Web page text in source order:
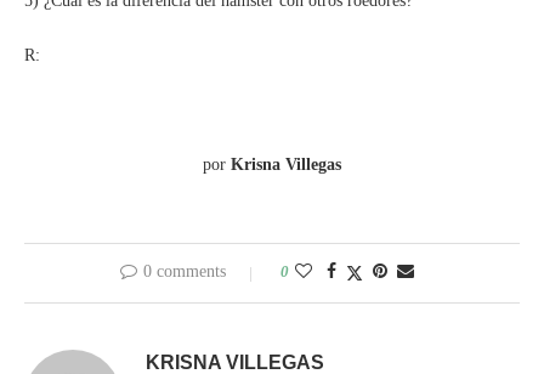
R:
por Krisna Villegas
0 comments 0
KRISNA VILLEGAS